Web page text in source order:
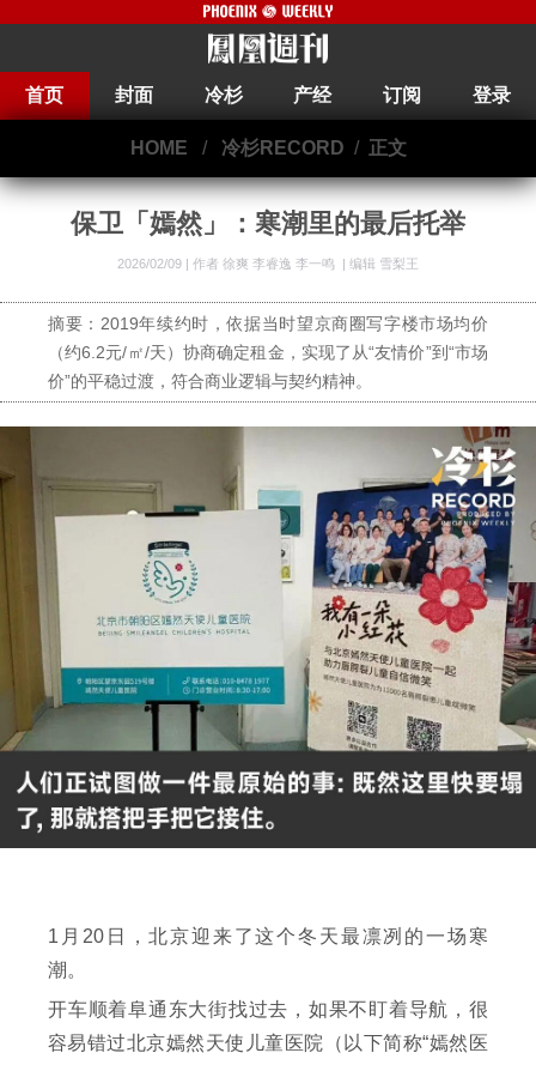
首页 封面 冷杉 产经 订阅 登录
HOME / 冷杉RECORD / 正文
保卫「嫣然」：寒潮里的最后托举
2026/02/09 | 作者 徐爽 李睿逸 李一鸣 编辑 雪梨王
摘要：2019年续约时，依据当时望京商圈写字楼市场均价
（约6.2元/㎡/天）协商确定租金，实现了从“友情价”到“市场
价”的平稳过渡，符合商业逻辑与契约精神。
1月20日，北京迎来了这个冬天最凛冽的一场寒
潮。
开车顺着阜通东大街找过去，如果不盯着导航，很
容易错过北京嫣然天使儿童医院（以下简称“嫣然医